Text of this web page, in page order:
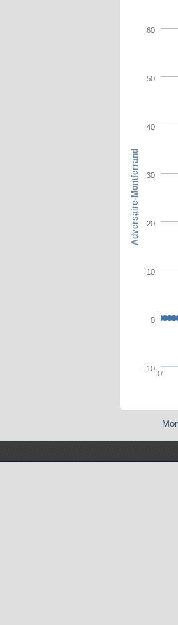
0'
0
10
20
30
40
50
-10
60
Adversaire-Montferrand